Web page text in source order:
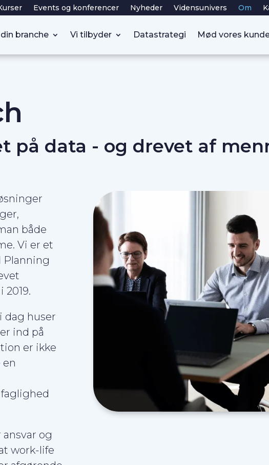
Events og konferencer Nyheder Vidensunivers Om
branche Vi tilbyder Datastrategi Mød vores
på data - og drevet af
både
Vi er et
Planning
dag huser
ind på
er ikke
og
work-life